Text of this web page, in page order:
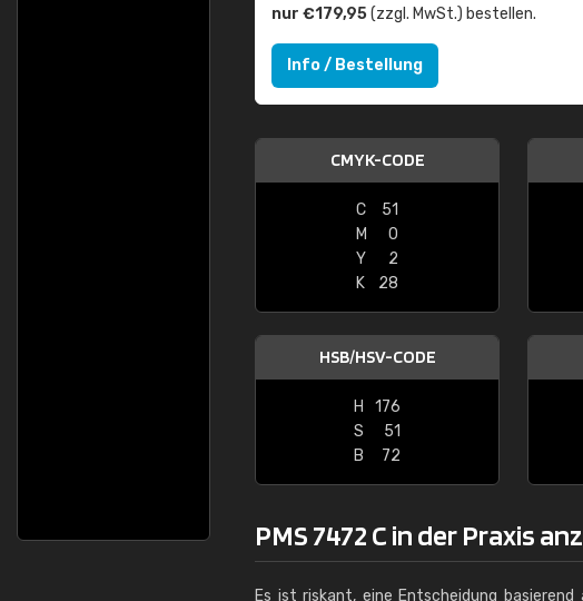
nur €179,95(zzgl. MwSt.) bestellen.
Info / Bestellung
CMYK-CODE
C
51
M
0
Y
2
K
28
HSB/HSV-CODE
H
176
S
51
B
72
PMS 7472 C in der Praxis
Es ist riskant, eine Entscheidung